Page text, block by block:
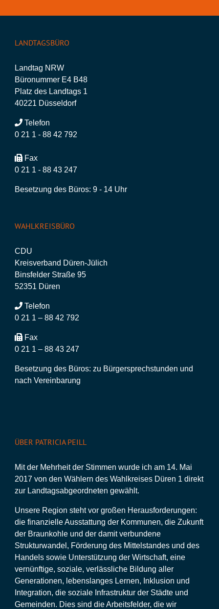
LANDTAGSBÜRO
Landtag NRW
Büronummer E4 B48
Platz des Landtags 1
40221 Düsseldorf
Telefon
0 21 1 - 88 42 792
Fax
0 21 1 - 88 43 247
Besetzung des Büros: 9 - 14 Uhr
WAHLKREISBÜRO
CDU
Kreisverband Düren-Jülich
Binsfelder Straße 95
52351 Düren
Telefon
0 21 1 – 88 42 792
Fax
0 21 1 – 88 43 247
Besetzung des Büros: zu Bürgersprechstunden und
nach Vereinbarung
ÜBER PATRICIA PEILL
Mit der Mehrheit der Stimmen wurde ich am 14. Mai
2017 von den Wählern des Wahlkreises Düren 1 direkt
zur Landtagsabgeordneten gewählt.
Unsere Region steht vor großen Herausforderungen:
die finanzielle Ausstattung der Kommunen, die Zukunft
der Braunkohle und der damit verbundene
Strukturwandel, Förderung des Mittelstandes und des
Handels sowie Unterstützung der Wirtschaft, eine
vernünftige, soziale, verlässliche Bildung aller
Generationen, lebenslanges Lernen, Inklusion und
Integration, die soziale Infrastruktur der Städte und
Gemeinden. Dies sind die Arbeitsfelder, die wir